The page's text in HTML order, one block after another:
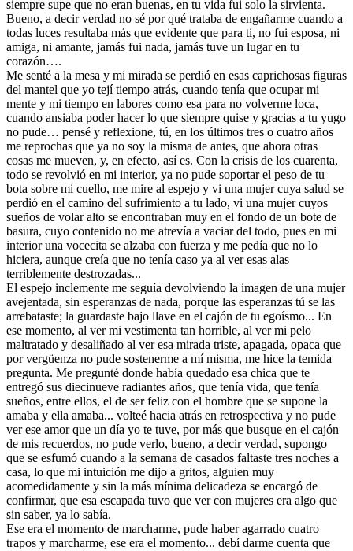
siempre supe que no eran buenas, en tu vida fui solo la sirvienta.
Bueno, a decir verdad no sé por qué trataba de engañarme cuando a
todas luces resultaba más que evidente que para ti, no fui esposa, ni
amiga, ni amante, jamás fui nada, jamás tuve un lugar en tu
corazón….
Me senté a la mesa y mi mirada se perdió en esas caprichosas figuras
del mantel que yo tejí tiempo atrás, cuando tenía que ocupar mi
mente y mi tiempo en labores como esa para no volverme loca,
cuando ansiaba poder hacer lo que siempre quise y gracias a tu yugo
no pude… pensé y reflexione, tú, en los últimos tres o cuatro años
me reprochas que ya no soy la misma de antes, que ahora otras
cosas me mueven, y, en efecto, así es. Con la crisis de los cuarenta,
todo se revolvió en mi interior, ya no pude soportar el peso de tu
bota sobre mi cuello, me mire al espejo y vi una mujer cuya salud se
perdió en el camino del sufrimiento a tu lado, vi una mujer cuyos
sueños de volar alto se encontraban muy en el fondo de un bote de
basura, cuyo contenido no me atrevía a vaciar del todo, pues en mi
interior una vocecita se alzaba con fuerza y me pedía que no lo
hiciera, aunque creía que no tenía caso ya al ver esas alas
terriblemente destrozadas...
El espejo inclemente me seguía devolviendo la imagen de una mujer
avejentada, sin esperanzas de nada, porque las esperanzas tú se las
arrebataste; la guardaste bajo llave en el cajón de tu egoísmo... En
ese momento, al ver mi vestimenta tan horrible, al ver mi pelo
maltratado y desaliñado al ver esa mirada triste, apagada, opaca que
por vergüenza no pude sostenerme a mí misma, me hice la temida
pregunta. Me pregunté donde había quedado esa chica que te
entregó sus diecinueve radiantes años, que tenía vida, que tenía
sueños, entre ellos, el de ser feliz con el hombre que se supone la
amaba y ella amaba... volteé hacia atrás en retrospectiva y no pude
ver ese amor que un día yo te tuve, por más que busque en el cajón
de mis recuerdos, no pude verlo, bueno, a decir verdad, supongo
que se esfumó cuando a la semana de casados faltaste tres noches a
casa, lo que mi intuición me dijo a gritos, alguien muy
acomedidamente y sin la más mínima delicadeza se encargó de
confirmar, que esa escapada tuvo que ver con mujeres era algo que
sin saber, ya lo sabía.
Ese era el momento de marcharme, pude haber agarrado cuatro
trapos y marcharme, ese era el momento... debí darme cuenta que